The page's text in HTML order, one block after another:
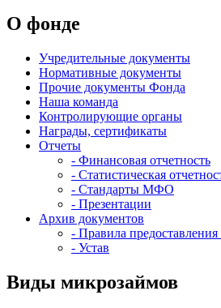
О фонде
Учредительные документы
Нормативные документы
Прочие документы Фонда
Наша команда
Контролирующие органы
Награды, сертификаты
Отчеты
- Финансовая отчетность
- Статистическая
- Стандарты МФО
- Презентации
Архив документов
- Правила
- Устав
Виды микрозаймов